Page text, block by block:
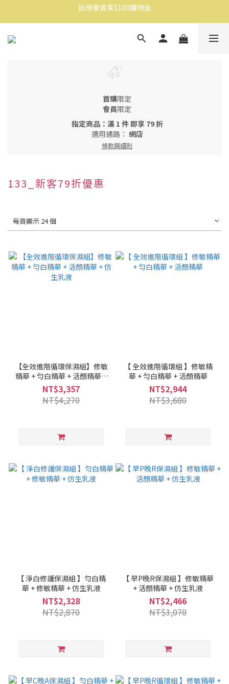
消費滿$1500免運
註冊會員享$100購物金
消費滿$1500免運
首購限定
會員限定
指定商品：滿 1 件 即享 79 折
適用通路： 網店
條款與細則
133_新客79折優惠
每頁顯示 24 個
【全效進階循環保濕組】修敏
精華 + 勻白精華 + 活顏精華 +
仿生乳液
NT$3,357
NT$4,270
【 全效進階循環組 】修敏精
華 + 勻白精華 + 活顏精華
NT$2,944
NT$3,680
【 淨白修護保濕組 】勻白精
華 + 修敏精華 + 仿生乳液
NT$2,328
NT$2,870
【 早P晚R保濕組 】修敏精華
+ 活顏精華 + 仿生乳液
NT$2,466
NT$3,070